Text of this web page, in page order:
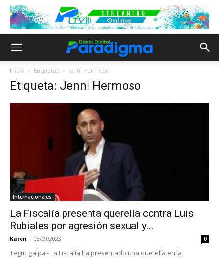
Inicio Etiquetas Jenni Hermoso
Etiqueta: Jenni Hermoso
Internacionales
La Fiscalía presenta querella contra Luis
Rubiales por agresión sexual y...
Karen - 08/09/2023 0
Tegucigalpa.- La Fiscalía ha presentado una querella en la